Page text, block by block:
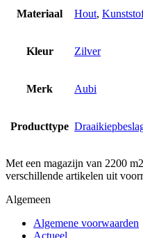
Materiaal Hout,
Kleur Zilver
Merk Aubi
Producttype
Met een magazijn van 2200
verschillende artikelen uit
Algemeen
Algemene voorwaarden
Actueel